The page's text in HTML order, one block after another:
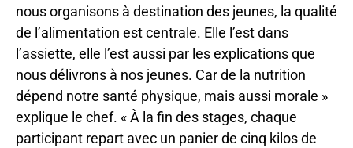
nous organisons à destination des jeunes, la qualité
de l’alimentation est centrale. Elle l’est dans
l’assiette, elle l’est aussi par les explications que
nous délivrons à nos jeunes. Car de la nutrition
dépend notre santé physique, mais aussi morale »
explique le chef. « À la fin des stages, chaque
participant repart avec un panier de cinq kilos de